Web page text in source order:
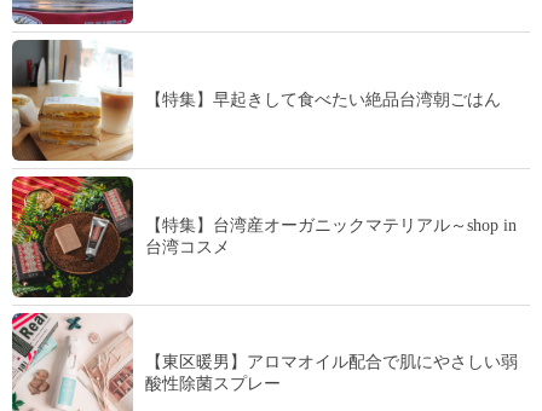
【特集】早起きして食べたい絶品台湾朝ごはん
【特集】台湾産オーガニックマテリアル～shop in
台湾コスメ
【東区暖男】アロマオイル配合で肌にやさしい弱
酸性除菌スプレー